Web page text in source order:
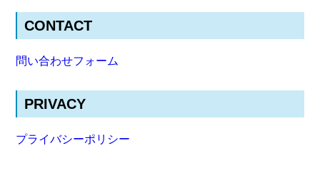
CONTACT
問い合わせフォーム
PRIVACY
プライバシーポリシー